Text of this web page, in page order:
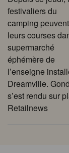
festivaliers du
camping
leurs courses
supermarché
éphémère de
l’enseigne
Dreamville.
s’est rendu sur
Retailnews